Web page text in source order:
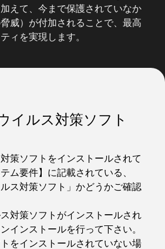
加えて、今まで保護されていなか
威）が付加されることで、最高
ィを実現します。
イルス対策ソフト
策ソフトをインストールされて
ム要件】に記載されている、
ルス対策ソフト」かどうかご確認
対策ソフトがインストールされ
インストールを行って下さい。
をインストールされていない場